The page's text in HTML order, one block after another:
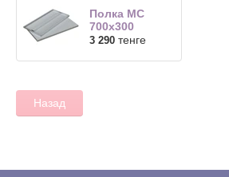
Полка МС
700х300
3 290 тенге
Назад